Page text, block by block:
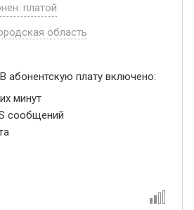
платой
область
абонентскую плату включено:
минут
сообщений